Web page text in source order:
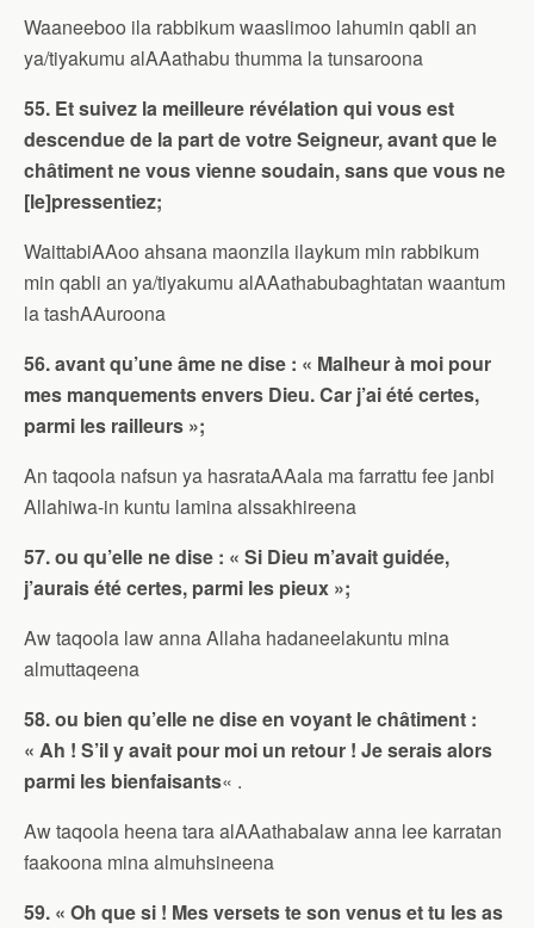
Waaneeboo ila rabbikum waaslimoo lahumin qabli an
ya/tiyakumu alAAathabu thumma la tunsaroona
55. Et suivez la meilleure révélation qui vous est
descendue de la part de votre Seigneur, avant que le
châtiment ne vous vienne soudain, sans que vous ne
[le]pressentiez;
WaittabiAAoo ahsana maonzila ilaykum min rabbikum
min qabli an ya/tiyakumu alAAathabubaghtatan waantum
la tashAAuroona
56. avant qu’une âme ne dise : « Malheur à moi pour
mes manquements envers Dieu. Car j’ai été certes,
parmi les railleurs »;
An taqoola nafsun ya hasrataAAala ma farrattu fee janbi
Allahiwa-in kuntu lamina alssakhireena
57. ou qu’elle ne dise : « Si Dieu m’avait guidée,
j’aurais été certes, parmi les pieux »;
Aw taqoola law anna Allaha hadaneelakuntu mina
almuttaqeena
58. ou bien qu’elle ne dise en voyant le châtiment :
« Ah ! S’il y avait pour moi un retour ! Je serais alors
parmi les bienfaisants« .
Aw taqoola heena tara alAAathabalaw anna lee karratan
faakoona mina almuhsineena
59. « Oh que si ! Mes versets te son venus et tu les as